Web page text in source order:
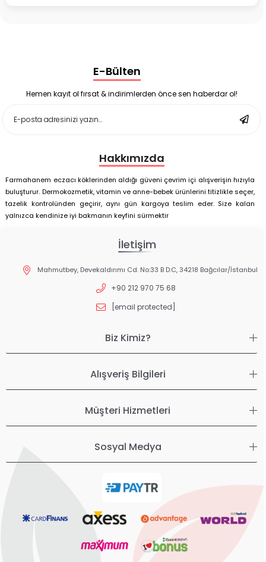
Enterogermina Family 5 ml 20 Flakon
Deep Flex Stres Azaltıcı ve Enerji Dengeleyici Topraklama
Matı Set 40x60 cm
Deep Flex Stres Azaltıcı ve Enerji Dengeleyici Topraklama
E-Bülten
Hemen kayıt ol fırsat & indirimlerden önce sen haberdar ol!
Hakkımızda
Farmahanem eczacı köklerinden aldığı güveni çevrim içi alışverişin hızıyla
buluşturur. Dermokozmetik, vitamin ve anne-bebek ürünlerini titizlikle seçer,
tazelik kontrolünden geçirir, aynı gün kargoya teslim eder. Size kalan
yalnızca kendinize iyi bakmanın keyfini sürmektir
İletişim
Mahmutbey, Devekaldırımı Cd. No:33 B D:C, 34218 Bağcılar/İstanbul
+90 212 970 75 68
[email protected]
Biz Kimiz?
Alışveriş Bilgileri
Müşteri Hizmetleri
Sosyal Medya